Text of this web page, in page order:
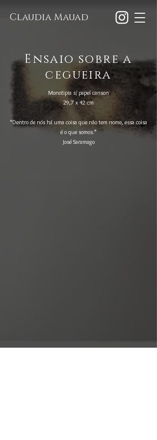
Claudia Mauad
Ensaio sobre a
cegueira
Monotipia s/ papel canson
29,7 x 42 cm
“Dentro de nós há uma coisa que não tem nome, essa coisa
é o que somos.”
José Saramago